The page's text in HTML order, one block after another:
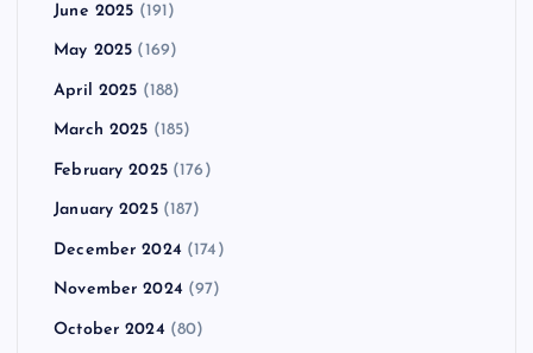
June 2025 (191)
May 2025 (169)
April 2025 (188)
March 2025 (185)
February 2025(176)
January 2025(187)
December 2024 (174)
November 2024 (97)
October 2024 (80)